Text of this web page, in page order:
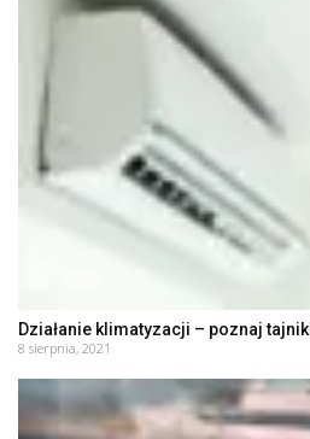
Działanie klimatyzacji – poznaj
8 sierpnia, 2021